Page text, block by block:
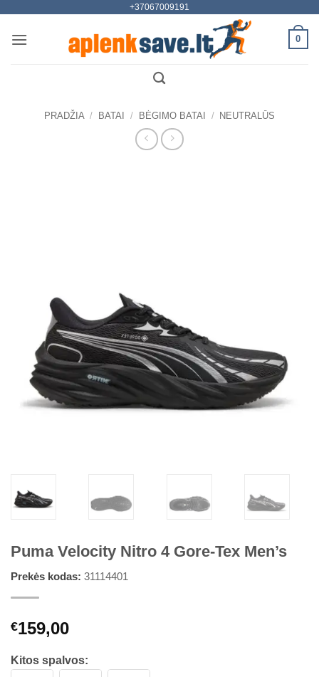
content
+37067009191
0
PRADŽIA / BATAI / BĖGIMO BATAI / NEUTRALŪS
Puma Velocity Nitro 4 Gore-Tex Men’s
Prekės kodas: 31114401
€159,00
Kitos spalvos: